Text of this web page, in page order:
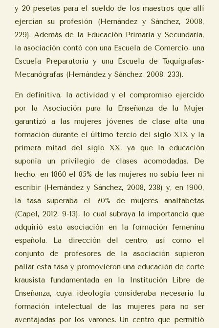
y 20 pesetas para el sueldo de los maestros que allí
ejercían su profesión (Hernández y Sánchez, 2008,
229). Además de la Educación Primaria y Secundaria,
la asociación contó con una Escuela de Comercio, una
Escuela Preparatoria y una Escuela de Taquígrafas-
Mecanógrafas (Hernández y Sánchez, 2008, 233).
En definitiva, la actividad y el compromiso ejercido
por la Asociación para la Enseñanza de la Mujer
garantizó a las mujeres jóvenes de clase alta una
formación durante el último tercio del siglo XIX y la
primera mitad del siglo XX, ya que la educación
suponía un privilegio de clases acomodadas. De
hecho, en 1860 el 85% de las mujeres no sabía leer ni
escribir (Hernández y Sánchez, 2008, 238) y, en 1900,
la tasa superaba el 70% de mujeres analfabetas
(Capel, 2012, 9-13), lo cual subraya la importancia que
adquirió esta asociación en la formación femenina
española. La dirección del centro, así como el
conjunto de profesores de la asociación supieron
paliar esta tasa y promovieron una educación de corte
krausista fundamentada en la Institución Libre de
Enseñanza, cuya ideología consideraba necesaria la
formación intelectual de las mujeres para no ser
aventajadas por los varones. Un centro que permitió